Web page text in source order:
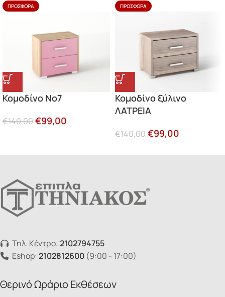
ΠΡΟΣΦΟΡΆ
Κομοδίνο Νο7
€140,00€99,00
ΠΡΟΣΦΟΡΆ
Κομοδίνο ξύλινο
ΛΑΤΡΕΙΑ
€140,00€99,00
Τηλ. Κέντρο: 2102794755
Eshop: 2102812600 (9:00 - 17:00)
Θερινό Ωράριο Εκθέσεων